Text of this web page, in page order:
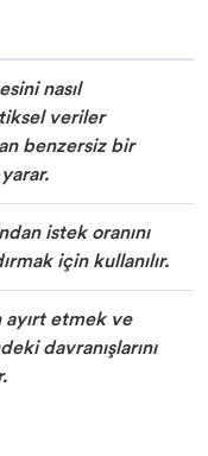
nasıl
veriler
benzersiz bir
istek oranını
için kullanılır.
ayırt etmek ve
davranışlarını